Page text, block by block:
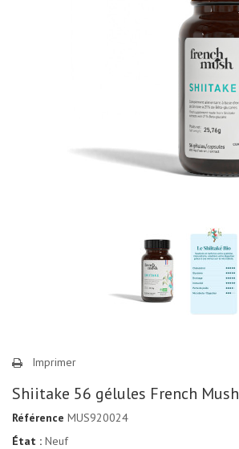
Imprimer
Shiitake 56 gélules French Mush
Référence MUS920024
État : Neuf